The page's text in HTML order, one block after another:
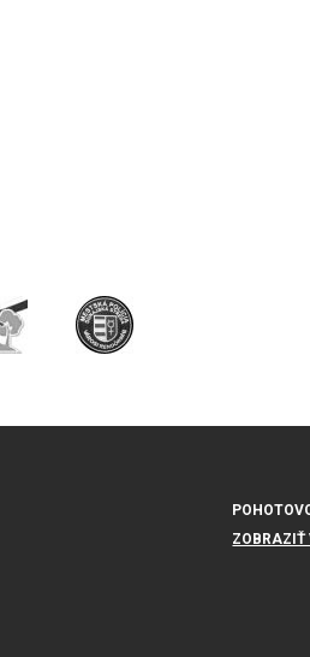
ZOBRAZIŤ